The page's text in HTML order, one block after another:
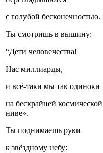
с голубой бесконечностью.
Ты смотришь в вышину:
“Дети человечества!
Нас миллиарды,
и всё-таки мы так одиноки
на бескрайней космической
ниве».
Ты поднимаешь руки
к звёздному небу: